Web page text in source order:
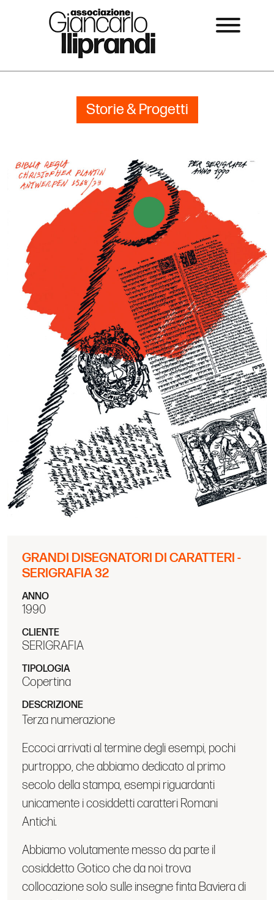
Storie & Progetti
GRANDI DISEGNATORI DI CARATTERI -
SERIGRAFIA 32
ANNO
1990
CLIENTE
SERIGRAFIA
TIPOLOGIA
Copertina
DESCRIZIONE
Terza numerazione
Eccoci arrivati al termine degli esempi, pochi
purtroppo, che abbiamo dedicato al primo
secolo della stampa, esempi riguardanti
unicamente i cosiddetti caratteri Romani
Antichi.
Abbiamo volutamente messo da parte il
cosiddetto Gotico che da noi trova
collocazione solo sulle insegne finta Baviera di